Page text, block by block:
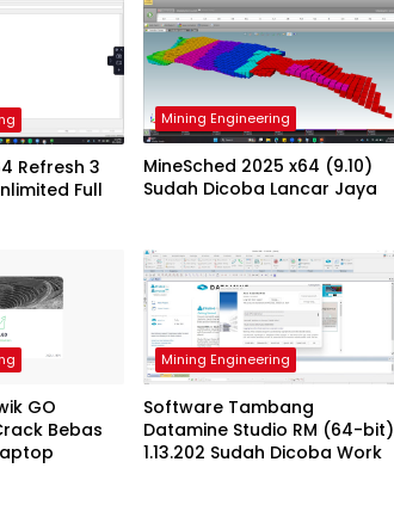
Refresh 3
Full
Mining Engineering
MineSched 2025 x64 (9.10)
Sudah Dicoba Lancar Jaya
GO
Bebas
Mining Engineering
Software Tambang
Datamine Studio RM (64-bit)
1.13.202 Sudah Dicoba Work